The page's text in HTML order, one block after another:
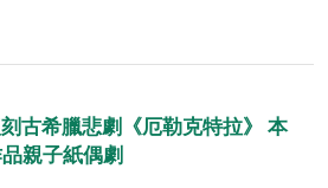
古希臘悲劇《厄勒克特拉》 本
親子紙偶劇